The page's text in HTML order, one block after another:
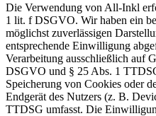
Die Verwendung von All-Inkl
1 lit. f DSGVO. Wir haben ein
möglichst zuverlässigen
entsprechende Einwilligung
Verarbeitung ausschließlich auf
DSGVO und § 25 Abs. 1
Speicherung von Cookies oder
Endgerät des Nutzers (z. B.
TTDSG umfasst. Die